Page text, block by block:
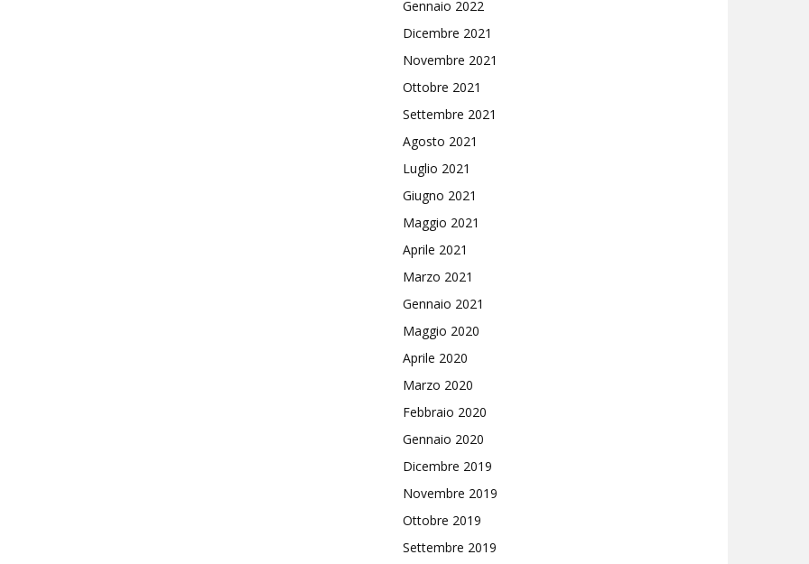
Gennaio 2022
Dicembre 2021
Novembre 2021
Ottobre 2021
Settembre 2021
Agosto 2021
Luglio 2021
Giugno 2021
Maggio 2021
Aprile 2021
Marzo 2021
Gennaio 2021
Maggio 2020
Aprile 2020
Marzo 2020
Febbraio 2020
Gennaio 2020
Dicembre 2019
Novembre 2019
Ottobre 2019
Settembre 2019